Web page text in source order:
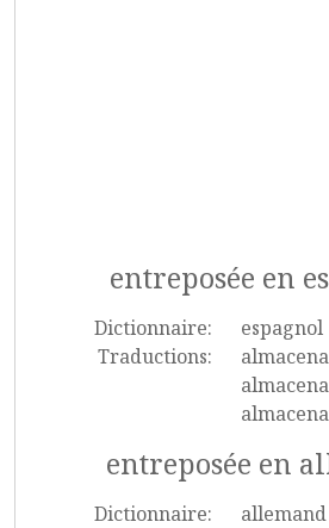
entreposée en
Dictionnaire:
espagnol
Traductions:
entreposée en
Dictionnaire:
allemand